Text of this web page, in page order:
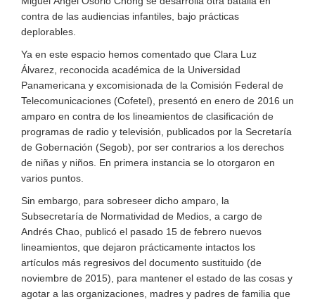
contra de las audiencias infantiles, bajo prácticas
deplorables.
Ya en este espacio hemos comentado que Clara Luz
Álvarez, reconocida académica de la Universidad
Panamericana y excomisionada de la Comisión Federal de
Telecomunicaciones (Cofetel), presentó en enero de 2016 un
amparo en contra de los lineamientos de clasificación de
programas de radio y televisión, publicados por la Secretaría
de Gobernación (Segob), por ser contrarios a los derechos
de niñas y niños. En primera instancia se lo otorgaron en
varios puntos.
Sin embargo, para sobreseer dicho amparo, la
Subsecretaría de Normatividad de Medios, a cargo de
Andrés Chao, publicó el pasado 15 de febrero nuevos
lineamientos, que dejaron prácticamente intactos los
artículos más regresivos del documento sustituido (de
noviembre de 2015), para mantener el estado de las cosas y
agotar a las organizaciones, madres y padres de familia que